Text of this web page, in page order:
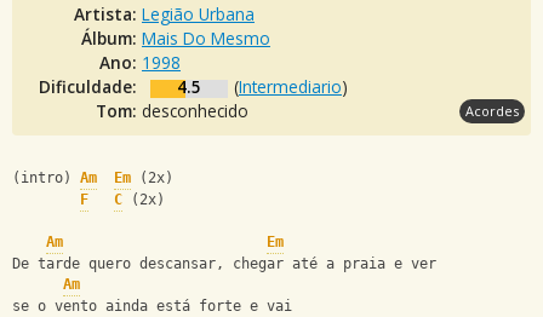
Artista: Legião Urbana
Álbum: Mais Do Mesmo
Ano: 1998
Dificuldade:
4.5 (Intermediario)
Tom: desconhecido Acordes
(intro) Am Em (2x)
F
C (2x)
Am
Em
De tarde quero descansar, chegar até a praia e ver
Am
se o vento ainda está forte e vai